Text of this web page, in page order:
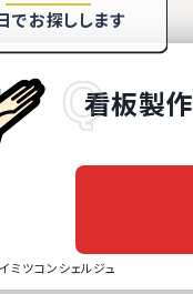
看板製作
でお探しします